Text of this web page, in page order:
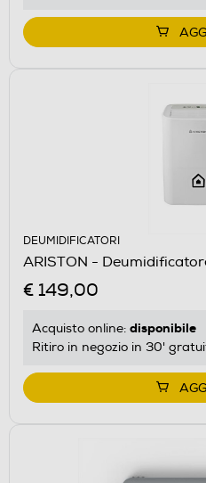
DEUMIDIFICATORI
ARISTON -
€ 149,00
Acquisto online: disponibile
Ritiro in negozio in 30'